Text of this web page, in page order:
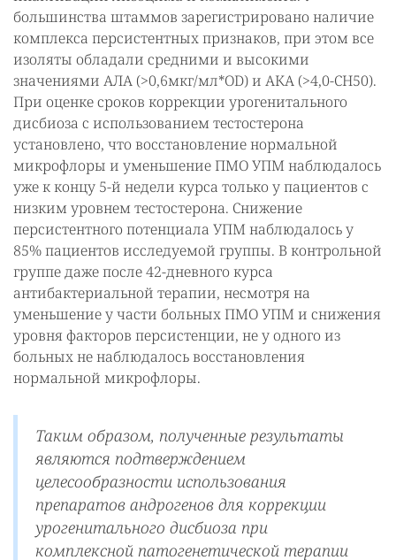
большинства штаммов зарегистрировано наличие
комплекса персистентных признаков, при этом все
изоляты обладали средними и высокими
значениями АЛА (>0,6мкг/мл*ОD) и АКА (>4,0-СН50).
При оценке сроков коррекции урогенитального
дисбиоза с использованием тестостерона
установлено, что восстановление нормальной
микрофлоры и уменьшение ПМО УПМ наблюдалось
уже к концу 5-й недели курса только у пациентов с
низким уровнем тестостерона. Снижение
персистентного потенциала УПМ наблюдалось у
85% пациентов исследуемой группы. В контрольной
группе даже после 42-дневного курса
антибактериальной терапии, несмотря на
уменьшение у части больных ПМО УПМ и снижения
уровня факторов персистенции, не у одного из
больных не наблюдалось восстановления
нормальной микрофлоры.
Таким образом, полученные результаты
являются подтверждением
целесообразности использования
препаратов андрогенов для коррекции
урогенитального дисбиоза при
комплексной патогенетической терапии